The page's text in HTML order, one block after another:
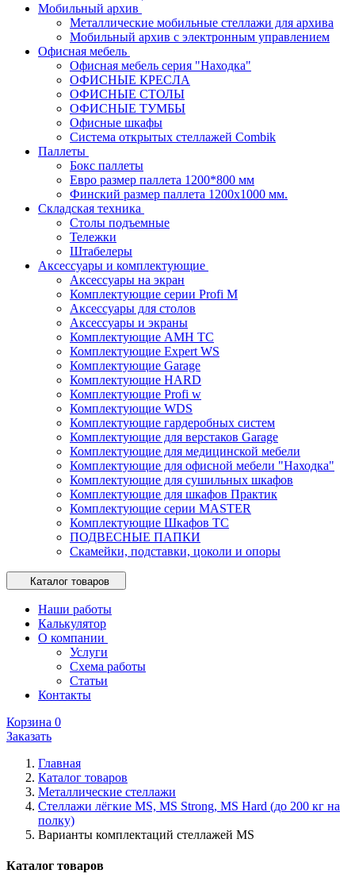
Мобильный архив
Металлические мобильные стеллажи для архива
Мобильный архив с электронным управлением
Офисная мебель
Офисная мебель серия "Находка"
ОФИСНЫЕ КРЕСЛА
ОФИСНЫЕ СТОЛЫ
ОФИСНЫЕ ТУМБЫ
Офисные шкафы
Система открытых стеллажей Combik
Паллеты
Бокс паллеты
Евро размер паллета 1200*800 мм
Финский размер паллета 1200х1000 мм.
Складская техника
Столы подъемные
Тележки
Штабелеры
Аксессуары и комплектующие
Аксессуары на экран
Комплектующие серии Profi M
Аксессуары для столов
Аксессуары и экраны
Комплектующие AMH TC
Комплектующие Expert WS
Комплектующие Garage
Комплектующие HARD
Комплектующие Profi w
Комплектующие WDS
Комплектующие гардеробных систем
Комплектующие для верстаков Garage
Комплектующие для медицинской мебели
Комплектующие для офисной мебели "Находка"
Комплектующие для сушильных шкафов
Комплектующие для шкафов Практик
Комплектующие серии MASTER
Комплектующие Шкафов ТС
ПОДВЕСНЫЕ ПАПКИ
Скамейки, подставки, цоколи и опоры
Каталог товаров
Наши работы
Калькулятор
О компании
Услуги
Схема работы
Статьи
Контакты
Корзина 0
Заказать
Главная
Каталог товаров
Металлические стеллажи
Стеллажи лёгкие MS, MS Strong, MS Hard (до 200 кг на
полку)
Варианты комплектаций стеллажей MS
Каталог товаров